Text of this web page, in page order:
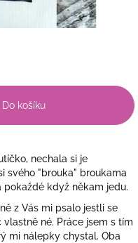
Do košíku
nechala si je
svého "brouka" broukama
když někam jedu.
z Vás mi psalo jestli se
né. Práce jsem s tím
mi nálepky chystal. Oba